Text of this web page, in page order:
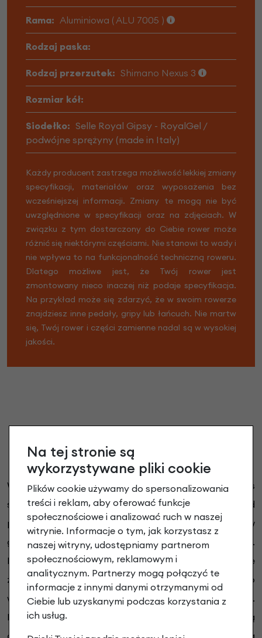
Rama: Aluminiowa ( ALU 7005 )
Rodzaj paska:
Rodzaj przerzutek: Shimano Nexus 3
Rozmiar kół:
Siodełko: Selle Royal Gipsy - RoyalGel /
podwójne sprężyny (made in Italy)
Każdy producent zastrzega możliwość lekkiej zmiany
specyfikacji, materiałów oraz wyposażenia bez
wcześniejszej informacji. Zmiany te mogą nie być
uwzględnione w specyfikacji oraz na zdjęciach. W
związku z tym dostarczony do Ciebie rower może
różnić się niektórymi częściami. Nie stanowi to wady i
nie wpływa to na funkcjonalność techniczną roweru.
Dlatego możliwe jest, że Twój rower jest
zmontowany nieco inaczej niż podaje specyfikacja.
Na przykład może się zdarzyć, że w swoim rowerze
znajdziesz inne pedały, gripy lub łańcuch. Nie martw
się, Twój rower i części zamienne nadal są w wysokiej
jakości.
Jak pakujemy rowery?
Wkładamy dużo czasu i pracy aby rower dotarł do Was
świetnej kondycji i w pełni gotowy do jazdy. Przed
pakowaniem, rower trafia w ręce naszych serwisantów
gdzie przechodzi pełny serwis przed zakupowy.
Następnie pakowany jest w specjalnie
zaprojektowane, grube 5-cio warstwowe kartony o
wymiarach 200 x 120 x 20 cm (w opcji PREMIUM).
Elementy wystające jak siodełko czy kierownica są
owijane foliądla zminimalizowania ryzyka wystąpienia
Na tej stronie są
wykorzystywane pliki cookie
Plików cookie używamy do spersonalizowania
treści i reklam, aby oferować funkcje
społecznościowe i analizować ruch w naszej
witrynie. Informacje o tym, jak korzystasz z
naszej witryny, udostępniamy partnerom
społecznościowym, reklamowym i
analitycznym. Partnerzy mogą połączyć te
informacje z innymi danymi otrzymanymi od
Ciebie lub uzyskanymi podczas korzystania z
ich usług.